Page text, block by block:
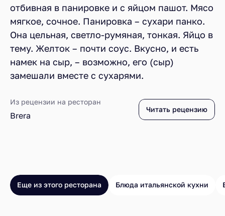
отбивная в панировке и с яйцом пашот. Мясо
мягкое, сочное. Панировка – сухари панко.
Она цельная, светло-румяная, тонкая. Яйцо в
тему. Желток – почти соус. Вкусно, и есть
намек на сыр, – возможно, его (сыр)
замешали вместе с сухарями.
Из рецензии на ресторан
Brera
Читать рецензию
Еще из этого ресторана Блюда итальянской кухни